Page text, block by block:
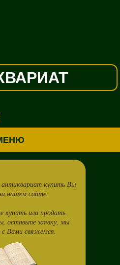
купить Вы
нашем сайте.
купить или продать
оставьте заявку, мы
с Вами свяжемся.